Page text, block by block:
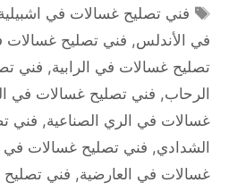
الوسوم
فني تصليح غسالات في
في الأندلس, فني تصليح غسالات
تصليح غسالات في الرابية, فني
الرحاب, فني تصليح غسالات في
غسالات في الري الصناعية, فني
الشدادي, فني تصليح غسالات في
غسالات في العارضية, فني تصليح